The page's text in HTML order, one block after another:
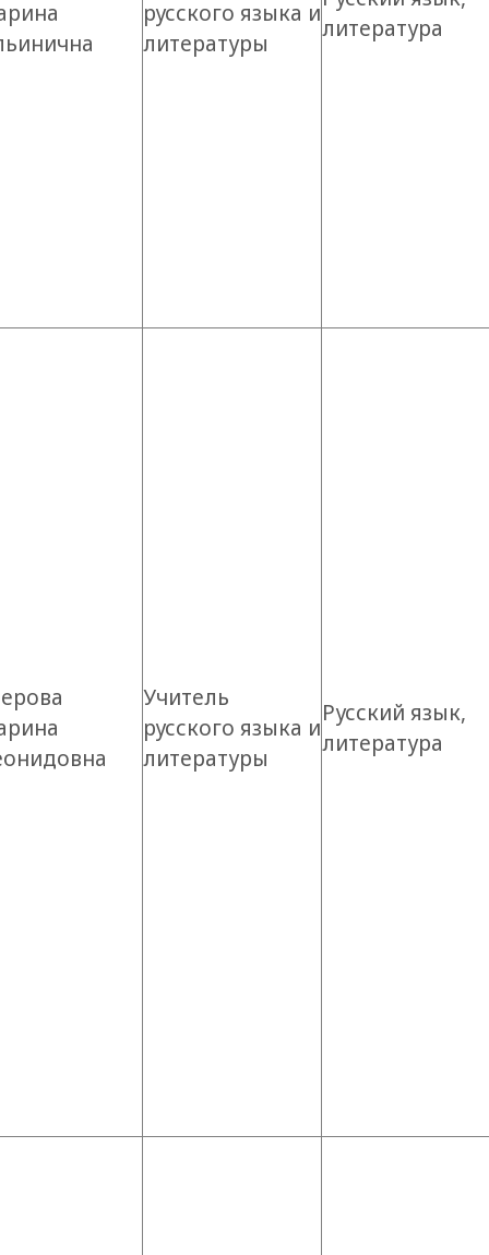
русского языка и
литературы
литература
Учитель
русского языка и
литературы
Русский язык,
литература